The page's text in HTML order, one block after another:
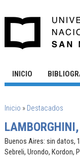
INICIO
SE ENCUENTRA USTED
Inicio » Destacados
Buenos Aires: sin datos,
Sebreli, Urondo, Kordon,